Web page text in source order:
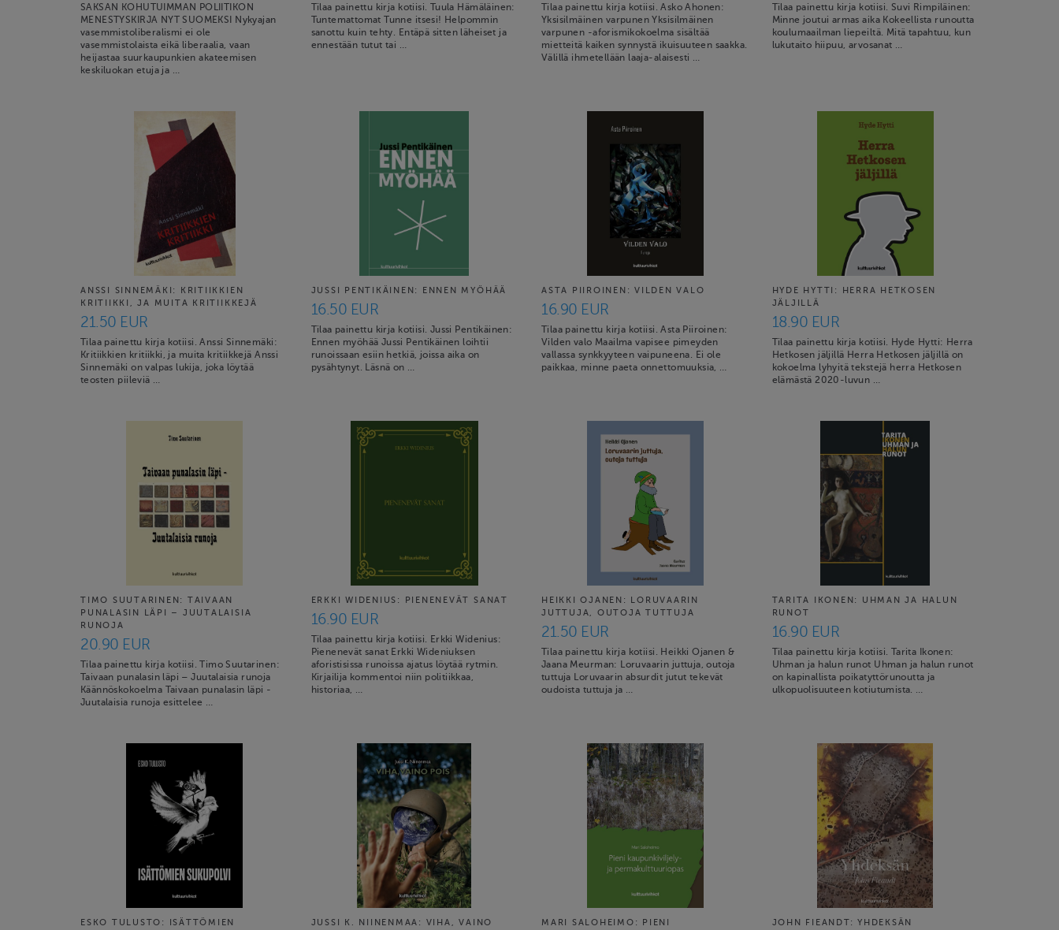
SAKSAN KOHUTUIMMAN POLIITIKON
MENESTYSKIRJA NYT SUOMEKSI Nykyajan
vasemmistoliberalismi ei ole
vasemmistolaista eikä liberaalia, vaan
heijastaa suurkaupunkien akateemisen
keskiluokan etuja ja …
Tilaa painettu kirja kotiisi. Tuula Hämäläinen:
Tuntemattomat Tunne itsesi! Helpommin
sanottu kuin tehty. Entäpä sitten läheiset ja
ennestään tutut tai …
Tilaa painettu kirja kotiisi. Asko Ahonen:
Yksisilmäinen varpunen Yksisilmäinen
varpunen -aforismikokoelma sisältää
mietteitä kaiken synnystä ikuisuuteen saakka.
Välillä ihmetellään laaja-alaisesti …
Tilaa painettu kirja kotiisi. Suvi Rimpiläinen:
Minne joutui armas aika Kokeellista runoutta
koulumaailman liepeiltä. Mitä tapahtuu, kun
lukutaito hiipuu, arvosanat …
ANSSI SINNEMÄKI: KRITIIKKIEN
KRITIIKKI, JA MUITA KRITIIKKEJÄ
21.50 EUR
Tilaa painettu kirja kotiisi. Anssi Sinnemäki:
Kritiikkien kritiikki, ja muita kritiikkejä Anssi
Sinnemäki on valpas lukija, joka löytää
teosten piileviä …
JUSSI PENTIKÄINEN: ENNEN MYÖHÄÄ
16.50 EUR
Tilaa painettu kirja kotiisi. Jussi Pentikäinen:
Ennen myöhää Jussi Pentikäinen loihtii
runoissaan esiin hetkiä, joissa aika on
pysähtynyt. Läsnä on …
ASTA PIIROINEN: VILDEN VALO
16.90 EUR
Tilaa painettu kirja kotiisi. Asta Piiroinen:
Vilden valo Maailma vapisee pimeyden
vallassa synkkyyteen vaipuneena. Ei ole
paikkaa, minne paeta onnettomuuksia, …
HYDE HYTTI: HERRA HETKOSEN
JÄLJILLÄ
18.90 EUR
Tilaa painettu kirja kotiisi. Hyde Hytti: Herra
Hetkosen jäljillä Herra Hetkosen jäljillä on
kokoelma lyhyitä tekstejä herra Hetkosen
elämästä 2020-luvun …
TIMO SUUTARINEN: TAIVAAN
PUNALASIN LÄPI – JUUTALAISIA
RUNOJA
20.90 EUR
Tilaa painettu kirja kotiisi. Timo Suutarinen:
Taivaan punalasin läpi – Juutalaisia runoja
Käännöskokoelma Taivaan punalasin läpi -
Juutalaisia runoja esittelee …
ERKKI WIDENIUS: PIENENEVÄT SANAT
16.90 EUR
Tilaa painettu kirja kotiisi. Erkki Widenius:
Pienenevät sanat Erkki Wideniuksen
aforistisissa runoissa ajatus löytää rytmin.
Kirjailija kommentoi niin politiikkaa,
historiaa, …
HEIKKI OJANEN: LORUVAARIN
JUTTUJA, OUTOJA TUTTUJA
21.50 EUR
Tilaa painettu kirja kotiisi. Heikki Ojanen &
Jaana Meurman: Loruvaarin juttuja, outoja
tuttuja Loruvaarin absurdit jutut tekevät
oudoista tuttuja ja …
TARITA IKONEN: UHMAN JA HALUN
RUNOT
16.90 EUR
Tilaa painettu kirja kotiisi. Tarita Ikonen:
Uhman ja halun runot Uhman ja halun runot
on kapinallista poikatyttörunoutta ja
ulkopuolisuuteen kotiutumista. …
ESKO TULUSTO: ISÄTTÖMIEN
JUSSI K. NIINENMAA: VIHA, VAINO
MARI SALOHEIMO: PIENI
JOHN FIEANDT: YHDEKSÄN